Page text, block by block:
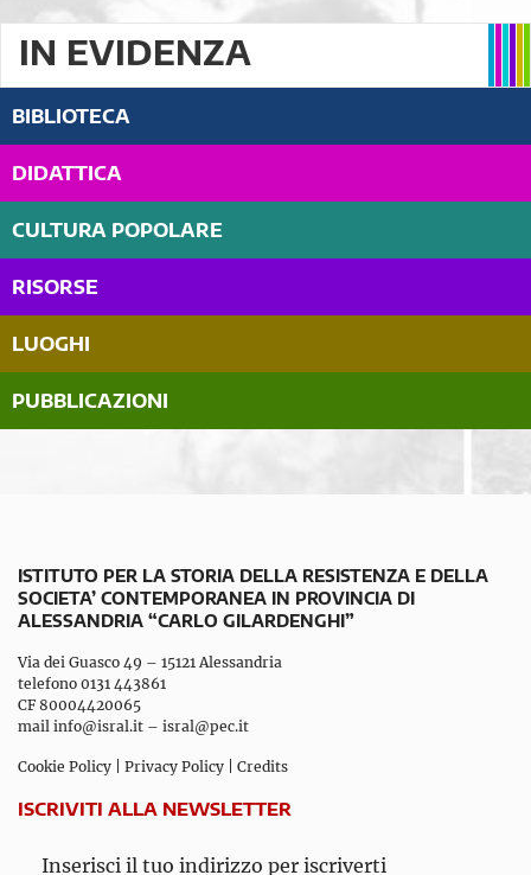
IN EVIDENZA
BIBLIOTECA
DIDATTICA
CULTURA POPOLARE
RISORSE
LUOGHI
PUBBLICAZIONI
ISTITUTO PER LA STORIA DELLA RESISTENZA E DELLA
SOCIETA’ CONTEMPORANEA IN PROVINCIA DI
ALESSANDRIA “CARLO GILARDENGHI”
Via dei Guasco 49 – 15121 Alessandria
telefono 0131 443861
CF 80004420065
mail info@isral.it – isral@pec.it
Cookie Policy Privacy Policy Credits
ISCRIVITI ALLA NEWSLETTER
Inserisci il tuo indirizzo per iscriverti